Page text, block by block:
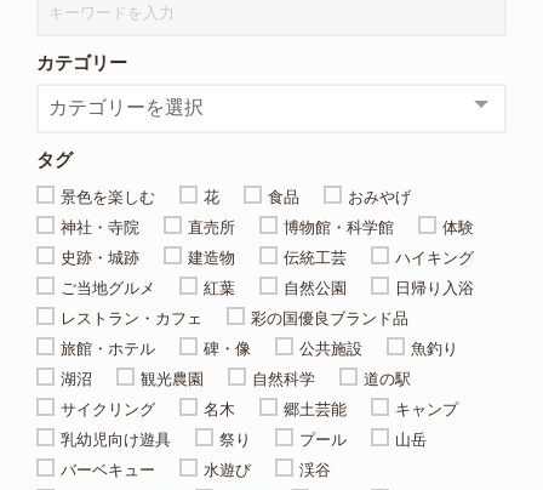
カテゴリー
タグ
景色を楽しむ 花 食品
おみやげ
神社・寺院
直売所 博物館・科学館
体験
史跡・城跡
建造物 伝統工芸
ハイキング
ご当地グルメ
紅葉 自然公園
日帰り入浴
レストラン・カフェ
彩の国優良ブランド品
旅館・ホテル
碑・像 公共施設
魚釣り
湖沼
観光農園 自然科学
道の駅
サイクリング
名木 郷土芸能
キャンプ
乳幼児向け遊具
祭り プール
山岳
バーベキュー
水遊び
渓谷